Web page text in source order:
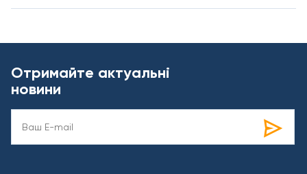
Отримайте актуальні
новини